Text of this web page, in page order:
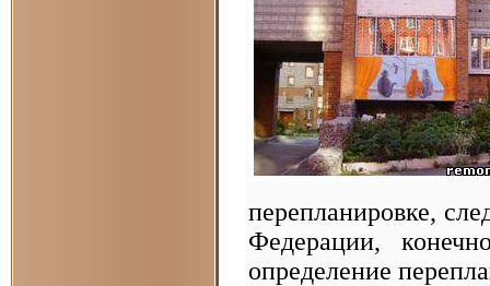
перепланировке,
Федерации,
определение